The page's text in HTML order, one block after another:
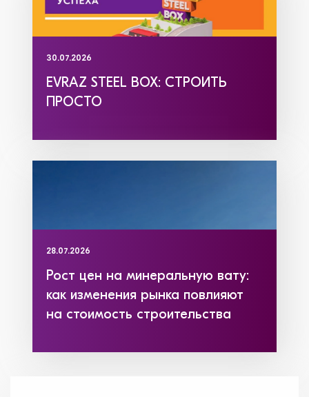
30.07.2026
EVRAZ STEEL BOX: СТРОИТЬ
ПРОСТО
28.07.2026
Рост цен на минеральную вату:
как изменения рынка повлияют
на стоимость строительства